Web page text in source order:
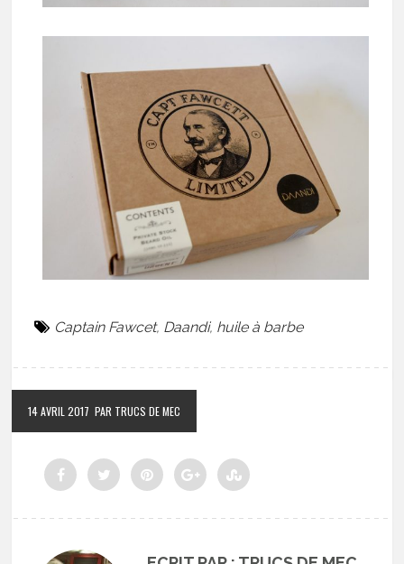
Captain Fawcet, Daandi, huile à barbe
14 AVRIL 2017 PAR TRUCS DE MEC